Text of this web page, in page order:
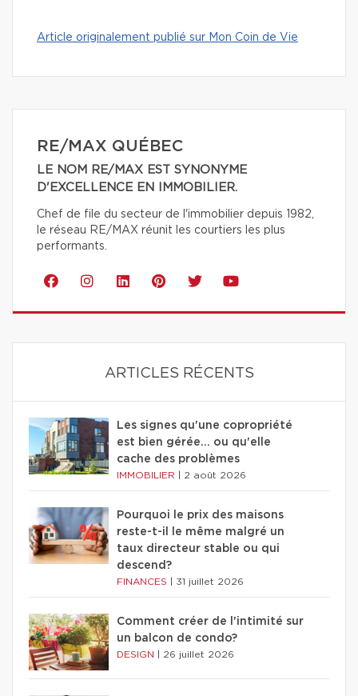
Article originalement publié sur Mon Coin de Vie
RE/MAX QUÉBEC
LE NOM RE/MAX EST SYNONYME
D'EXCELLENCE EN IMMOBILIER.
Chef de file du secteur de l'immobilier depuis 1982,
le réseau RE/MAX réunit les courtiers les plus
performants.
ARTICLES RÉCENTS
Les signes qu'une copropriété
est bien gérée… ou qu'elle
cache des problèmes
IMMOBILIER 2 août 2026
Pourquoi le prix des maisons
reste-t-il le même malgré un
taux directeur stable ou qui
descend?
FINANCES 31 juillet 2026
Comment créer de l'intimité sur
un balcon de condo?
DESIGN 26 juillet 2026